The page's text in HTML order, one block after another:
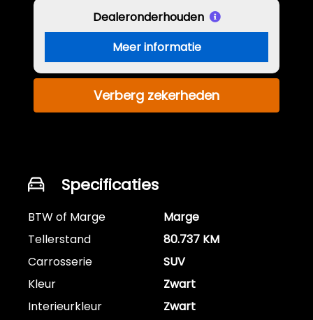
Dealeronderhouden
Meer informatie
Verberg zekerheden
Specificaties
BTW of Marge
Marge
Tellerstand
80.737 KM
Carrosserie
SUV
Kleur
Zwart
Interieurkleur
Zwart